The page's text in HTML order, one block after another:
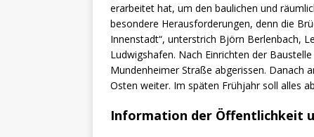
erarbeitet hat, um den baulichen und
besondere Herausforderungen, denn die
Innenstadt“, unterstrich Björn Berlenbach,
Ludwigshafen. Nach Einrichten der
Mundenheimer Straße abgerissen. Danach
Osten weiter. Im späten Frühjahr soll alles
Information der Öffentlichkeit